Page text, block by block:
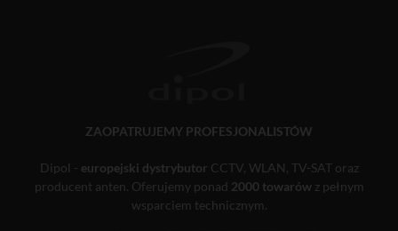
ZAOPATRUJEMY PROFESJONALISTÓW
Dipol - europejski dystrybutor CCTV, WLAN, TV-SAT oraz
producent anten. Oferujemy ponad 2000 towarówz pełnym
wsparciem technicznym.